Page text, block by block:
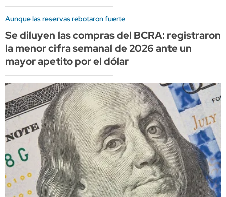
Aunque las reservas rebotaron fuerte
Se diluyen las compras del BCRA: registraron
la menor cifra semanal de 2026 ante un
mayor apetito por el dólar